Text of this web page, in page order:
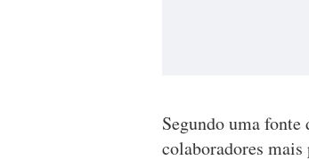
Segundo uma
colaboradores